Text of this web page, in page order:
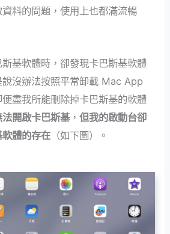
料的問題，使用上也都滿流暢
基軟體時，卻發現卡巴斯基軟體
說沒辦法按照平常卸載 Mac App
盡我所能刪除掉卡巴斯基的軟體
開啟卡巴斯基，但我的啟動台卻
體的存在 （如下圖）。